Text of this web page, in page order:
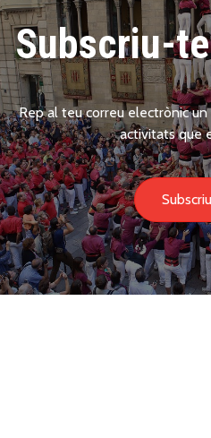
Subscriu-
Rep al teu correu electrònic
activitats que